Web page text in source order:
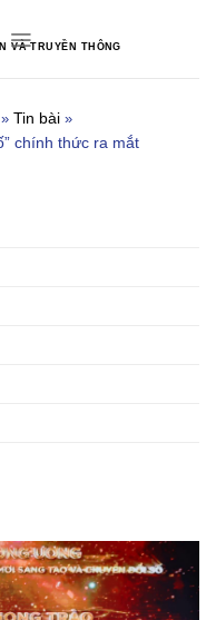
VÀ TRUYỀN THÔNG
» Tin bài »
chính thức ra mắt